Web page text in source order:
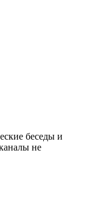
беседы и
не